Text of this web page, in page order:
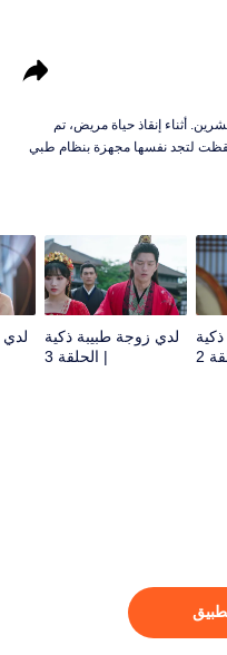
أثناء إنقاذ حياة مريض، تم
لتجد نفسها مجهزة بنظام طبي
2
لدي زوجة طبيبة ذكية
| الحلقة 3
لدي